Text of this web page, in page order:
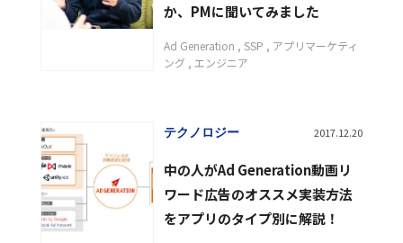
か、PMに聞いてみました
Ad Generation SSP
アプリマーケティ
ング
エンジニア
テクノロジー 2017.12.20
中の人がAd Generation動画リ
ワード広告のオススメ実装方法
をアプリのタイプ別に解説！